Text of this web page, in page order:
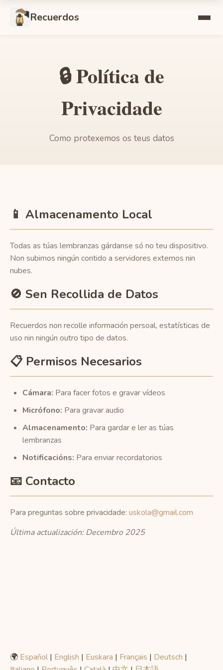
Recuerdos
🔒 Política de
Privacidade
Como protexemos os teus datos
📱 Almacenamento Local
Todas as túas lembranzas gárdanse só no teu dispositivo.
Non subimos ningún contido a servidores externos nin
nubes.
🚫 Sen Recollida de Datos
Recuerdos non recolle información persoal, estatísticas de
uso nin ningún outro tipo de datos.
📋 Permisos Necesarios
Cámara: Para facer fotos e gravar vídeos
Micrófono: Para gravar audio
Almacenamento: Para gardar e ler as túas
lembranzas
Notificacións: Para enviar recordatorios
📧 Contacto
Para preguntas sobre privacidade: uskola@gmail.com
Última actualización: Decembro 2025
🌍 Español | English | Euskara | Français | Deutsch |